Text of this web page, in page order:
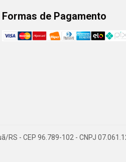
Formas de Pagamento
RS - CEP 96.789-102 - CNPJ